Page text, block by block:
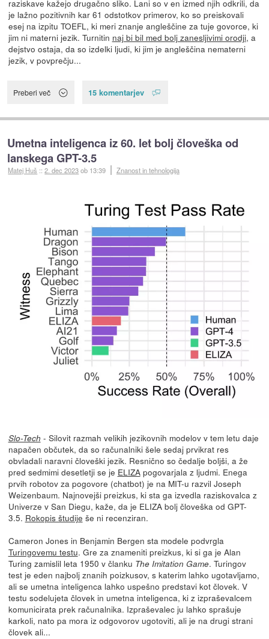
raziskave kažejo drugačno sliko. Lani so v en izmed njih odkrili, da
je lažno pozitivnih kar 61 odstotkov primerov, ko so preiskovali
esej na izpitu TOEFL, ki meri znanje angleščine za tuje govorce, ki
jim ni materni jezik. Turnitin naj bi bil med bolj zanesljivimi orodji, a
dejstvo ostaja, da so izdelki ljudi, ki jim je angleščina nematerni
jezik, v povprečju...
Preberi več 15 komentarjev
Umetna inteligenca iz 60. let bolj človeška od
lanskega GPT-3.5
Matej Huš ::2. dec 2023ob 13:39 Znanost in tehnologija
Slo-Tech - Silovit razmah velikih jezikovnih modelov v tem letu daje
napačen občutek, da so računalniki šele sedaj prvikrat res
obvladali naravni človeški jezik. Resnično so čedalje boljši, a že
pred sedmimi desetletji se je ELIZApogovarjala z ljudmi. Enega
prvih robotov za pogovore (chatbot) je na MIT-u razvil Joseph
Weizenbaum. Najnovejši preizkus, ki sta ga izvedla raziskovalca z
Univerze v San Diegu, kaže, da je ELIZA bolj človeška od GPT-
3.5. Rokopis študije še ni recenziran.
Cameron Jones in Benjamin Bergen sta modele podvrgla
Turingovemu testu. Gre za znameniti preizkus, ki si ga je Alan
Turing zamislil leta 1950 v članku The Imitation Game. Turingov
test je eden najbolj znanih poizkusov, s katerim lahko ugotavljamo,
ali se umetna inteligenca lahko uspešno predstavi kot človek. V
testu sodelujeta človek in umetna inteligenca, ki z izpraševalcem
komunicirata prek računalnika. Izpraševalec ju lahko sprašuje
karkoli, nato pa mora iz odgovorov ugotoviti, ali je na drugi strani
človek ali...